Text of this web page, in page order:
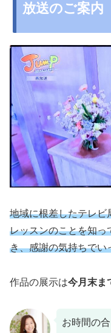
放送のご案内
地域に根差したテレビ
レッスンのことを知っ
き、感謝の気持ちでい
作品の展示は今月末ま
お時間の